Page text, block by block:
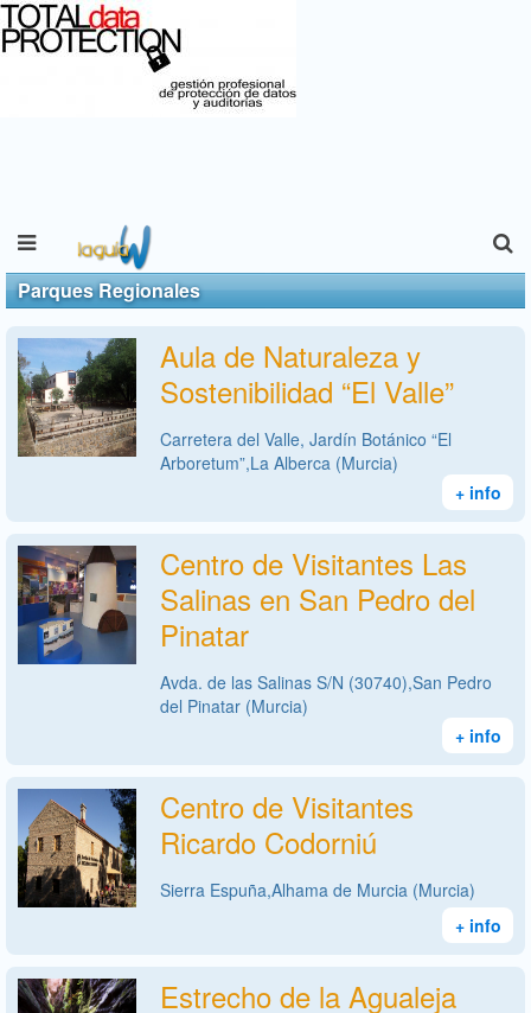
Parques Regionales
Aula de Naturaleza y
Sostenibilidad “El Valle”
Carretera del Valle, Jardín Botánico “El
Arboretum”,La Alberca (Murcia)
+ info
Centro de Visitantes Las
Salinas en San Pedro del
Pinatar
Avda. de las Salinas S/N (30740),San Pedro
del Pinatar (Murcia)
+ info
Centro de Visitantes
Ricardo Codorniú
Sierra Espuña,Alhama de Murcia (Murcia)
+ info
Estrecho de la Agualeja